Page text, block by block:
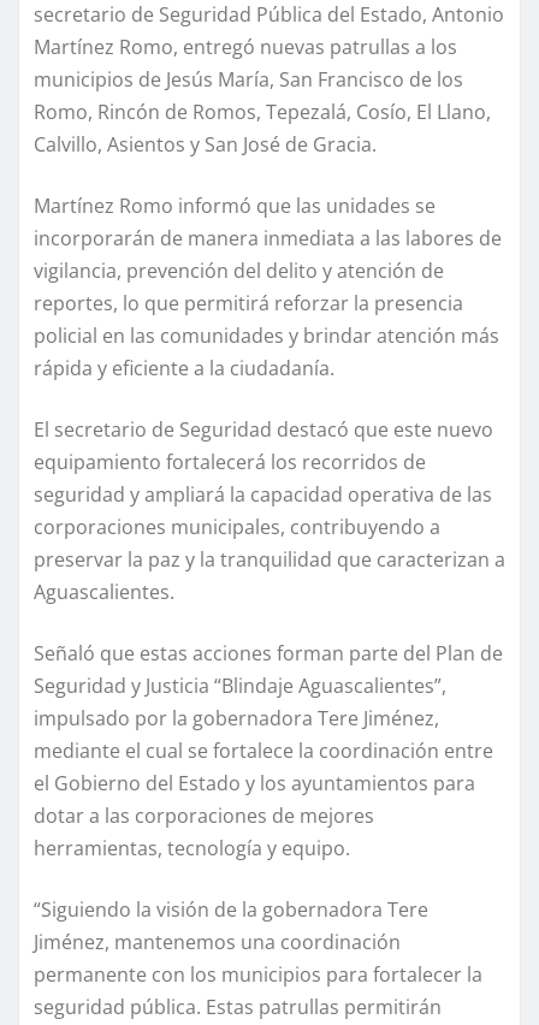
secretario de Seguridad Pública del Estado, Antonio
Martínez Romo, entregó nuevas patrullas a los
municipios de Jesús María, San Francisco de los
Romo, Rincón de Romos, Tepezalá, Cosío, El Llano,
Calvillo, Asientos y San José de Gracia.
Martínez Romo informó que las unidades se
incorporarán de manera inmediata a las labores de
vigilancia, prevención del delito y atención de
reportes, lo que permitirá reforzar la presencia
policial en las comunidades y brindar atención más
rápida y eficiente a la ciudadanía.
El secretario de Seguridad destacó que este nuevo
equipamiento fortalecerá los recorridos de
seguridad y ampliará la capacidad operativa de las
corporaciones municipales, contribuyendo a
preservar la paz y la tranquilidad que caracterizan a
Aguascalientes.
Señaló que estas acciones forman parte del Plan de
Seguridad y Justicia “Blindaje Aguascalientes”,
impulsado por la gobernadora Tere Jiménez,
mediante el cual se fortalece la coordinación entre
el Gobierno del Estado y los ayuntamientos para
dotar a las corporaciones de mejores
herramientas, tecnología y equipo.
“Siguiendo la visión de la gobernadora Tere
Jiménez, mantenemos una coordinación
permanente con los municipios para fortalecer la
seguridad pública. Estas patrullas permitirán